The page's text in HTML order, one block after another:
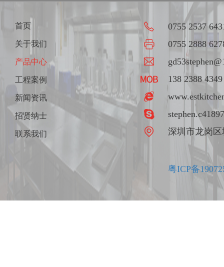
首页
关于我们
产品中心
工程案例
新闻资讯
招贤纳士
联系我们
0755 2537
0755 2888
138 2388 4349
深圳市龙岗
粤ICP备